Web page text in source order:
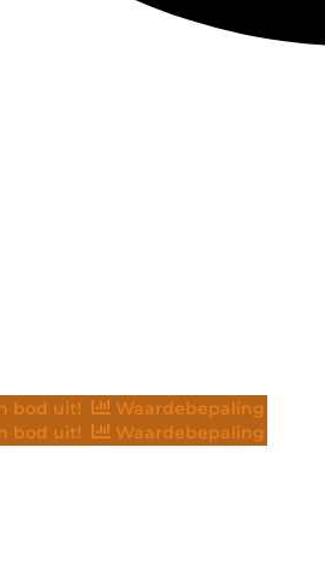
bod uit!
Waardebepaling
bod uit!
Waardebepaling